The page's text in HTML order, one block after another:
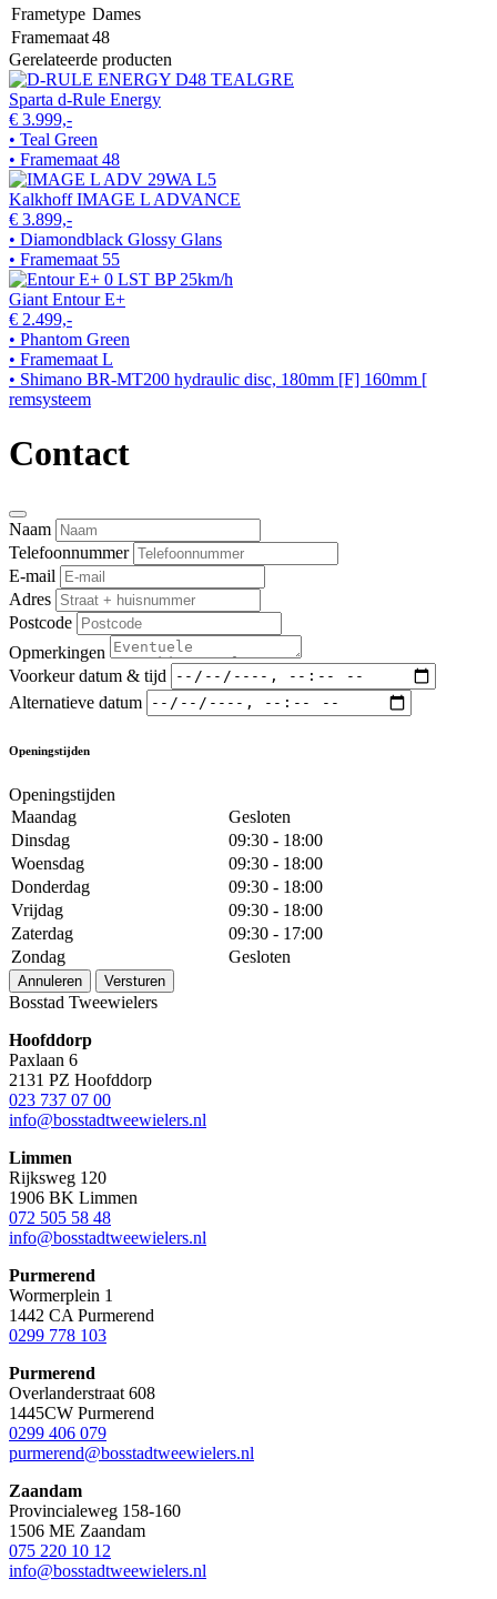
Frametype Dames
Framemaat48
Gerelateerde producten
Sparta d-Rule Energy
€ 3.999,-
• Teal Green
• Framemaat 48
Kalkhoff IMAGE L ADVANCE
€ 3.899,-
• Diamondblack Glossy Glans
• Framemaat 55
Giant Entour E+
€ 2.499,-
• Phantom Green
• Framemaat L
• Shimano BR-MT200 hydraulic disc, 180mm [F] 160mm [
remsysteem
Contact
Naam
Telefoonnummer
E-mail
Adres
Postcode
Opmerkingen
Voorkeur datum & tijd
Alternatieve datum
Openingstijden
Openingstijden
Maandag
Gesloten
Dinsdag
09:30 - 18:00
Woensdag
09:30 - 18:00
Donderdag
09:30 - 18:00
Vrijdag
09:30 - 18:00
Zaterdag
09:30 - 17:00
Zondag
Gesloten
Annuleren Versturen
Bosstad Tweewielers
Hoofddorp
Paxlaan 6
2131 PZ Hoofddorp
023 737 07 00
info@bosstadtweewielers.nl
Limmen
Rijksweg 120
1906 BK Limmen
072 505 58 48
info@bosstadtweewielers.nl
Purmerend
Wormerplein 1
1442 CA Purmerend
0299 778 103
Purmerend
Overlanderstraat 608
1445CW Purmerend
0299 406 079
purmerend@bosstadtweewielers.nl
Zaandam
Provincialeweg 158-160
1506 ME Zaandam
075 220 10 12
info@bosstadtweewielers.nl